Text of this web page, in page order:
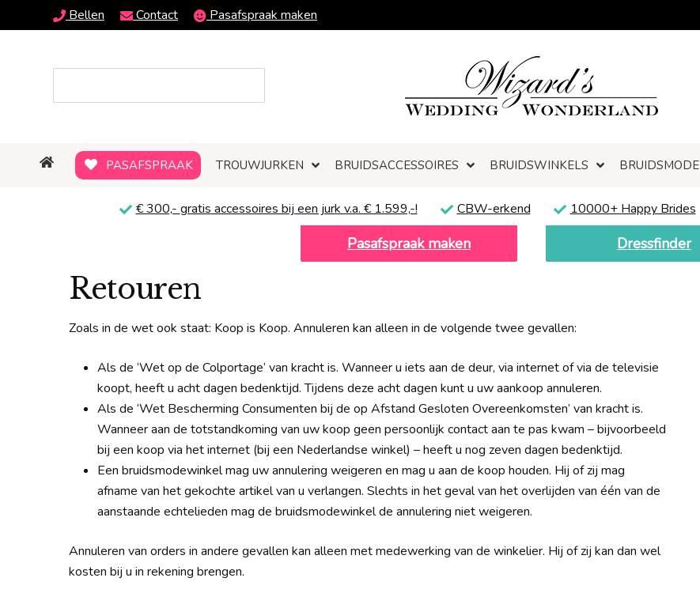
Bellen Contact Pasafspraak maken
PASAFSPRAAK TROUWJURKEN BRUIDSACCESSOIRES BRUIDSWINKELS BRUIDSMODE
€ 300,- gratis accessoires bij een jurk v.a. € 1.599,-! CBW-erkend 10000+ Happy Brides
Pasafspraak maken Dressfinder
Retouren
Zoals in de wet ook staat: Koop is Koop. Annuleren kan alleen in de volgende twee gevallen:
Als de ‘Wet op de Colportage’ van kracht is. Wanneer u iets aan de deur, via internet of via de televisie
koopt, heeft u acht dagen bedenktijd. Tijdens deze acht dagen kunt u uw aankoop annuleren.
Als de ‘Wet Bescherming Consumenten bij de op Afstand Gesloten Overeenkomsten’ van kracht is.
Wanneer aan de totstandkoming van uw koop geen persoonlijk contact aan te pas kwam – bijvoorbeeld
bij een koop via het internet (bij een Nederlandse winkel) – heeft u nog zeven dagen bedenktijd.
Een bruidsmodewinkel mag uw annulering weigeren en mag u aan de koop houden. Hij of zij mag
afname van het gekochte artikel van u verlangen. Slechts in het geval van het overlijden van één van de
aanstaande echtelieden mag de bruidsmodewinkel de annulering niet weigeren.
Annuleren van orders in andere gevallen kan alleen met medewerking van de winkelier. Hij of zij kan dan wel
kosten bij u in rekening brengen.